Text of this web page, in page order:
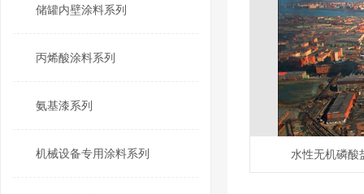
储罐内壁涂料系列
丙烯酸涂料系列
氨基漆系列
机械设备专用涂料系列 水性无机磷酸